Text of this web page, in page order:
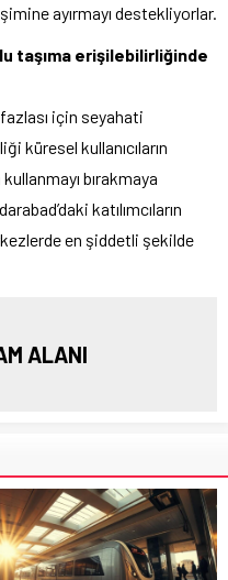
ayırmayı destekliyorlar.
taşıma erişilebilirliğinde
için seyahati
küresel kullanıcıların
bırakmaya
katılımcıların
en şiddetli şekilde
ALANI